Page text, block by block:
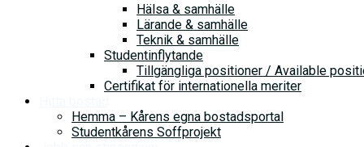
Hälsa & samhälle
Lärande & samhälle
Teknik & samhälle
Studentinflytande
Tillgängliga positioner / Available
Certifikat för internationella meriter
Hemma – Kårens egna bostadsportal
Studentkårens Soffprojekt